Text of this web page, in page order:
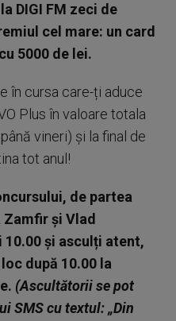
DIGI FM zeci de
cel mare: un card
5000 de lei.
în cursa care-ți aduce
Plus în valoare totala
vineri) și la final de
tot anul!
de partea
Zamfir și Vlad
10.00 și asculți atent,
după 10.00 la
(Ascultătorii se pot
SMS cu textul: „Din